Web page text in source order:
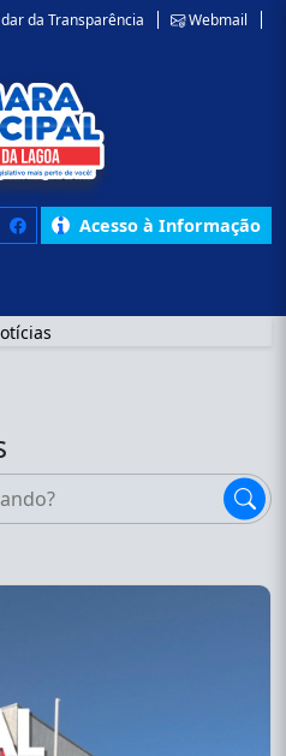
da Transparência Webmail
Acesso à Informação